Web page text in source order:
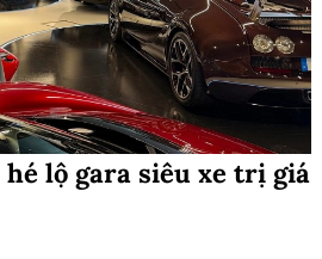
hé lộ gara siêu xe trị giá